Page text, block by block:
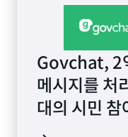
Govchat, 2
메시지를 처
대의 시민